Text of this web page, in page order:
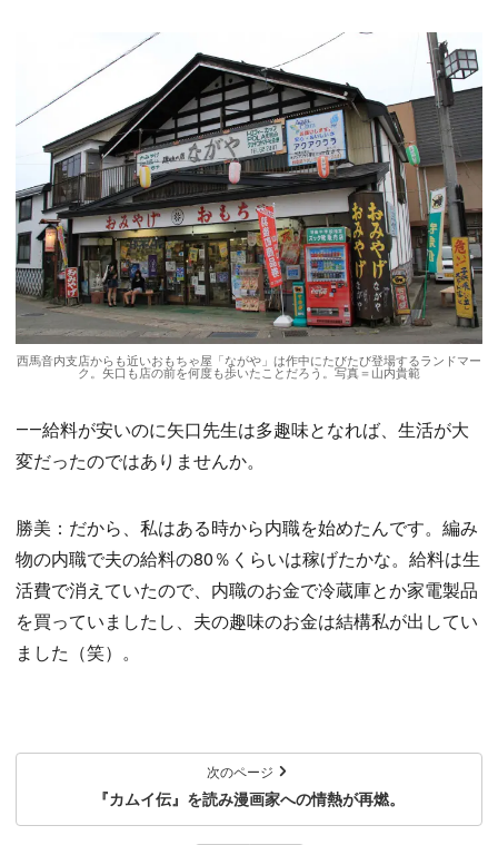
西馬音内支店からも近いおもちゃ屋「ながや」は作中にたびたび登場するランドマー
ク。矢口も店の前を何度も歩いたことだろう。写真＝山内貴範
――給料が安いのに矢口先生は多趣味となれば、生活が大
変だったのではありませんか。
勝美：だから、私はある時から内職を始めたんです。編み
物の内職で夫の給料の80％くらいは稼げたかな。給料は生
活費で消えていたので、内職のお金で冷蔵庫とか家電製品
を買っていましたし、夫の趣味のお金は結構私が出してい
ました（笑）。
次のページ
『カムイ伝』を読み漫画家への情熱が再燃。